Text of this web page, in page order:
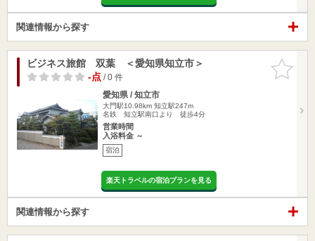
関連情報から探す
お気に入
りに追加
ビジネス旅館 双葉 ＜愛知県知立市＞
-点/ 0 件
愛知県 / 知立市
大門駅10.98km 知立駅247m
名鉄 知立駅南口より 徒歩4分
営業時間
入浴料金 ～
宿泊
楽天トラベルの宿泊プランを見る
関連情報から探す